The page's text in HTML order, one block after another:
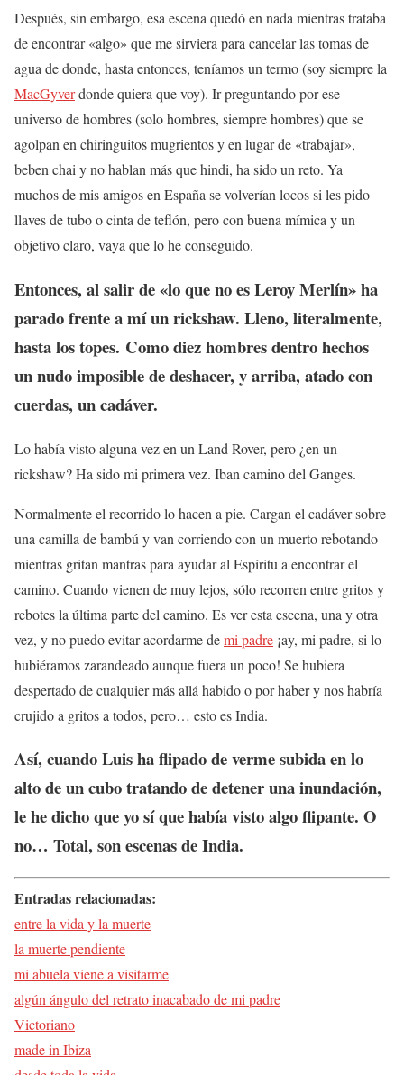
Después, sin embargo, esa escena quedó en nada mientras trataba
de encontrar «algo» que me sirviera para cancelar las tomas de
agua de donde, hasta entonces, teníamos un termo (soy siempre la
MacGyverdonde quiera que voy). Ir preguntando por ese
universo de hombres (solo hombres, siempre hombres) que se
agolpan en chiringuitos mugrientos y en lugar de «trabajar»,
beben chai y no hablan más que hindi, ha sido un reto. Ya
muchos de mis amigos en España se volverían locos si les pido
llaves de tubo o cinta de teflón, pero con buena mímica y un
objetivo claro, vaya que lo he conseguido.
Entonces, al salir de «lo que no es Leroy Merlín» ha
parado frente a mí un rickshaw. Lleno, literalmente,
hasta los topes. Como diez hombres dentro hechos
un nudo imposible de deshacer, y arriba, atado con
cuerdas, un cadáver.
Lo había visto alguna vez en un Land Rover, pero ¿en un
rickshaw? Ha sido mi primera vez. Iban camino del Ganges.
Normalmente el recorrido lo hacen a pie. Cargan el cadáver sobre
una camilla de bambú y van corriendo con un muerto rebotando
mientras gritan mantras para ayudar al Espíritu a encontrar el
camino. Cuando vienen de muy lejos, sólo recorren entre gritos y
rebotes la última parte del camino. Es ver esta escena, una y otra
vez, y no puedo evitar acordarme demi padre ¡ay, mi padre, si lo
hubiéramos zarandeado aunque fuera un poco! Se hubiera
despertado de cualquier más allá habido o por haber y nos habría
crujido a gritos a todos, pero… esto es India.
Así, cuando Luis ha flipado de verme subida en lo
alto de un cubo tratando de detener una inundación,
le he dicho que yo sí que había visto algo flipante. O
no… Total, son escenas de India.
Entradas relacionadas:
entre la vida y la muerte
la muerte pendiente
mi abuela viene a visitarme
algún ángulo del retrato inacabado de mi padre
Victoriano
made in Ibiza